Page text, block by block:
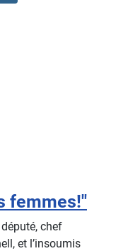
femmes!"
chef
et l’insoumis